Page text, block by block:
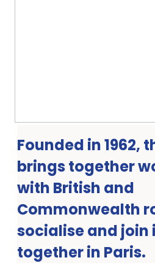
Founded in 1962,
brings together
with British and
Commonwealth
socialise and
together in Paris.